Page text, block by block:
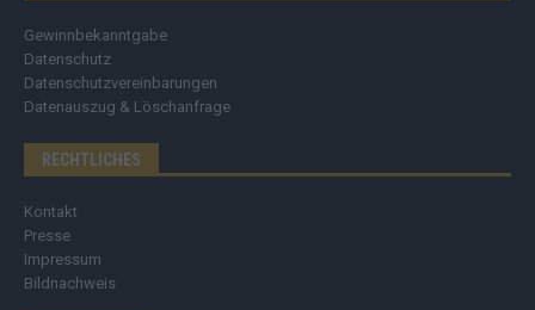
Gewinnbekanntgabe
Datenschutz
Datenschutzvereinbarungen
Datenauszug & Löschanfrage
RECHTLICHES
Kontakt
Presse
Impressum
Bildnachweis